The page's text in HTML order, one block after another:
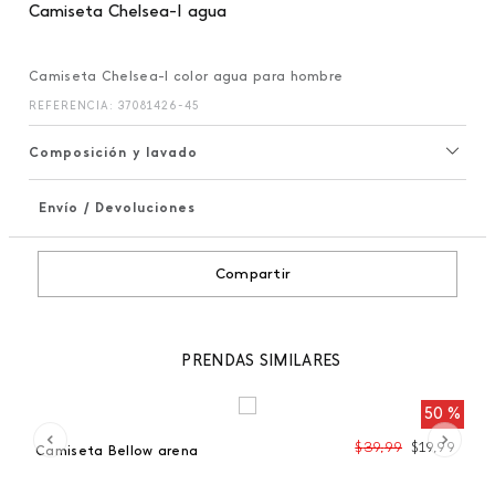
Camiseta Chelsea-I agua
Camiseta Chelsea-I color agua para hombre
REFERENCIA : 37081426-45
Composición y lavado
Envío / Devoluciones
Compartir
PRENDAS SIMILARES
50 %
Camiseta Bellow arena $39,99 $19,99